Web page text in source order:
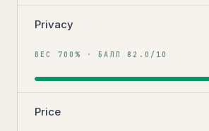
Privacy
ВЕС 700 % · БАЛЛ 82.0 /10
Price